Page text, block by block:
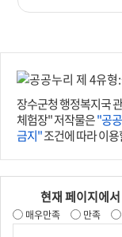
장수군청 행정복지국
체험장" 저작물은"공
금지"조건에 따라 이
현재 페이지에
매우만족 만족